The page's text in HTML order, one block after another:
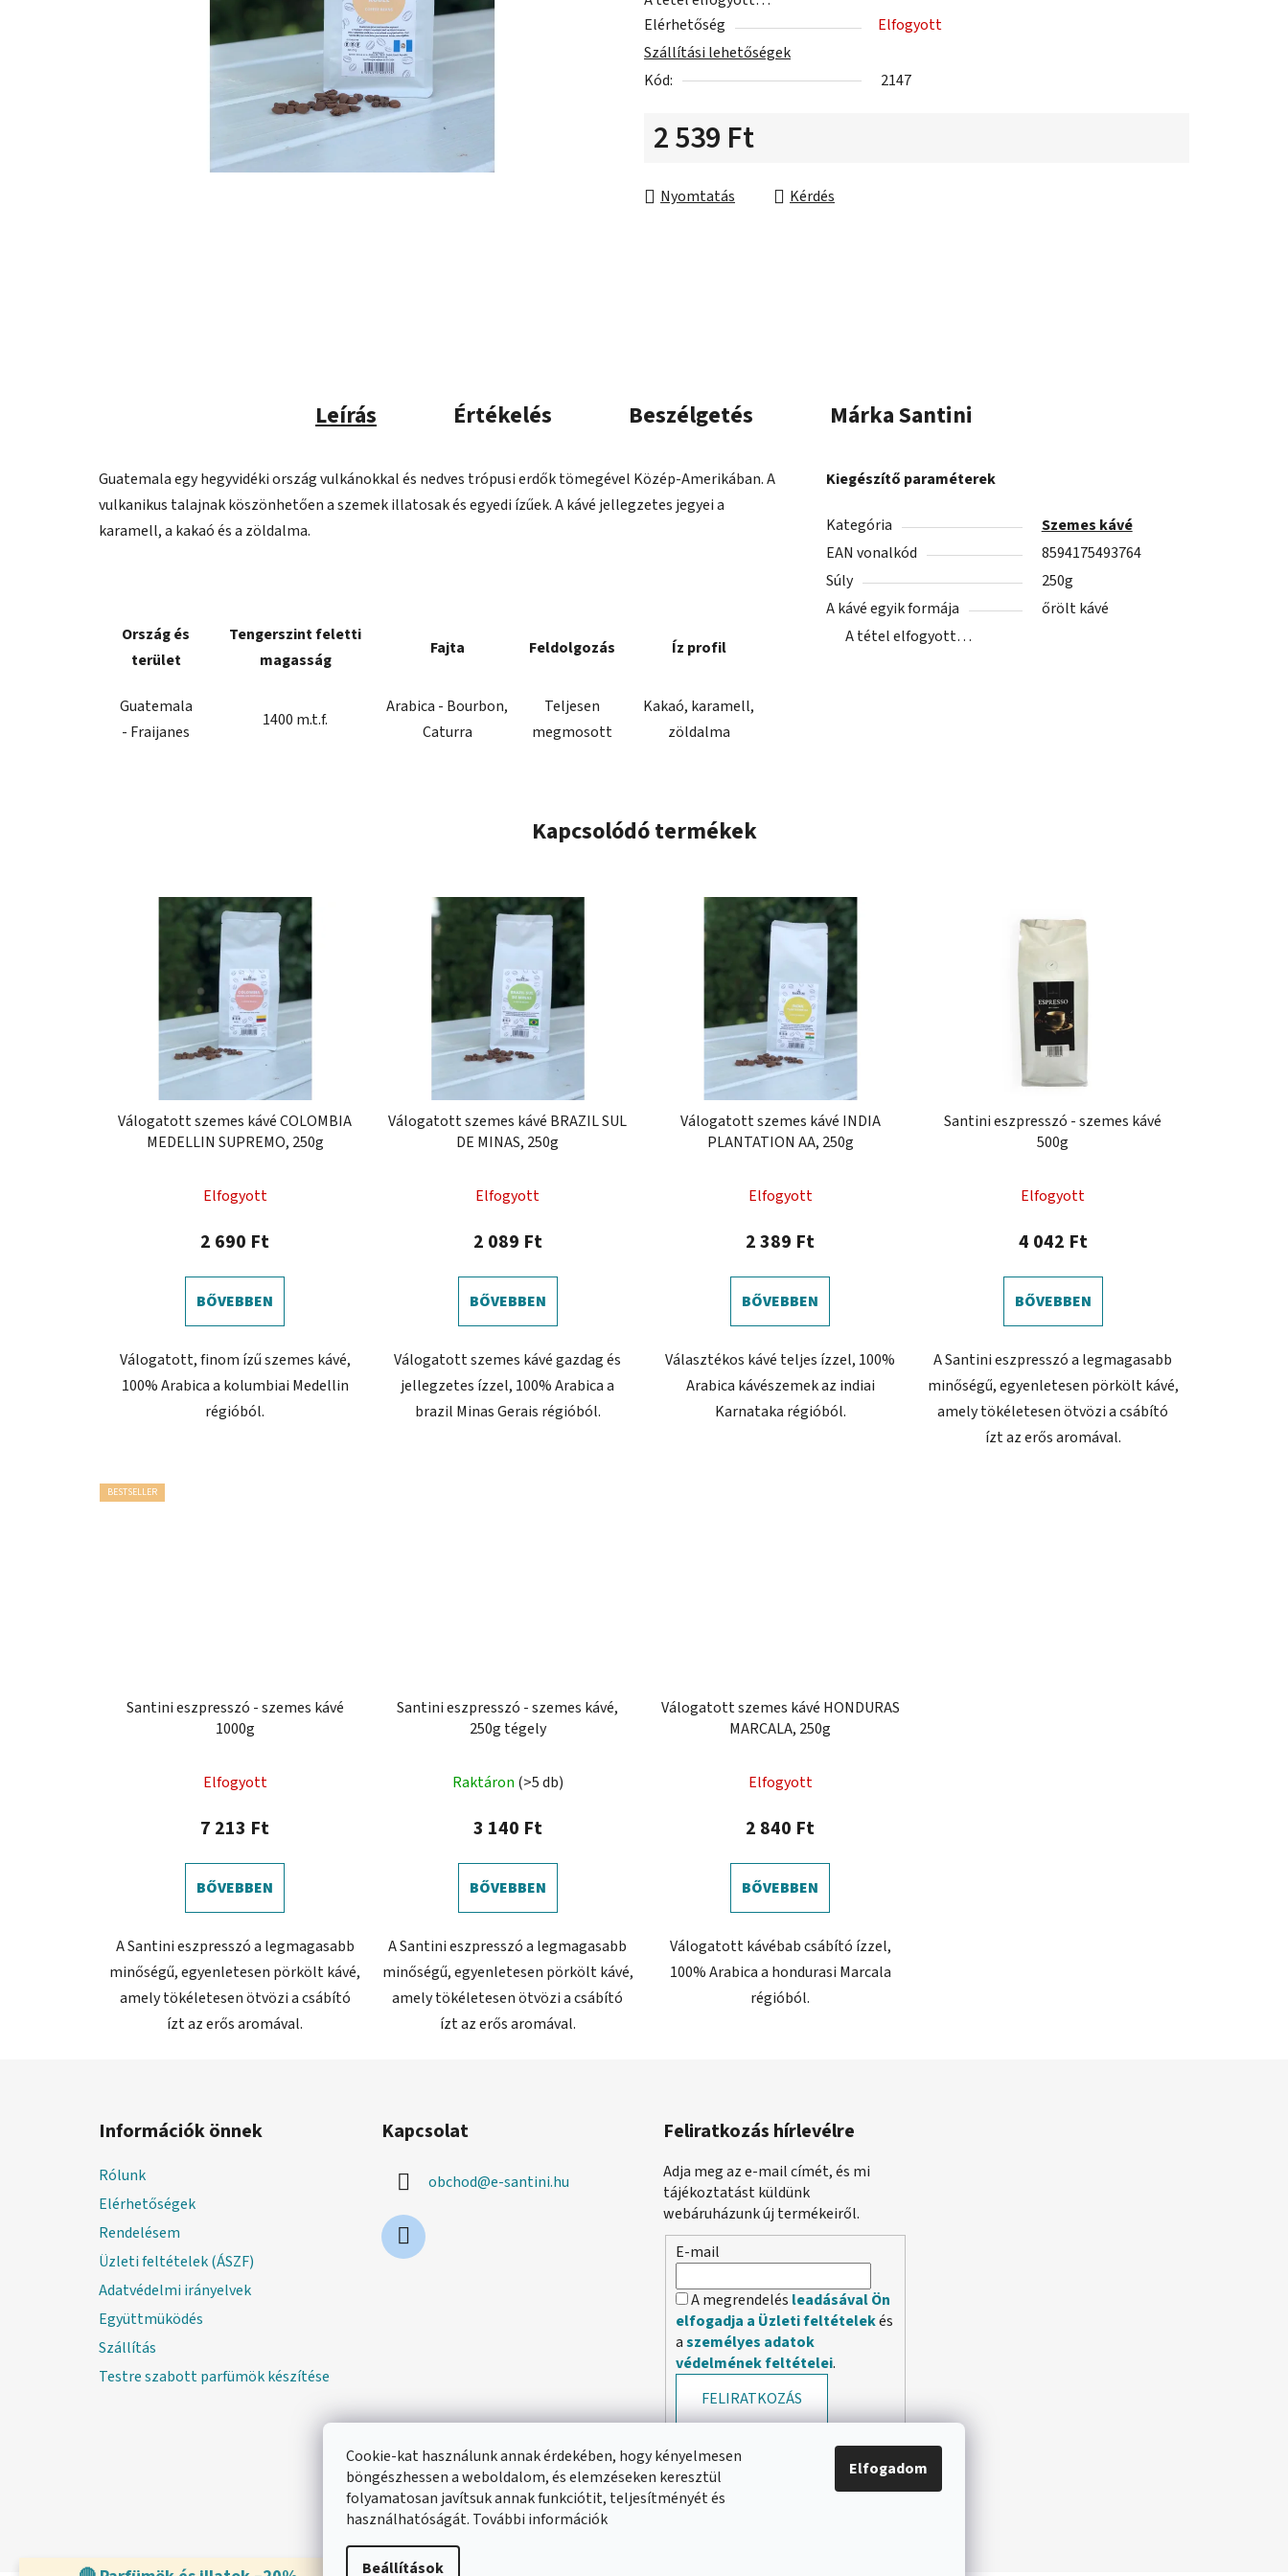
Cookie-kat használunk annak érdekében, hogy kényelmesen
böngészhessen a weboldalom, és elemzéseken keresztül
folyamatosan javítsuk annak funkciótit, teljesítményét és
használhatóságát. További információk
Beállítások
Elfogadom
ből
0,0
csillag.
Elérhetőség
Elfogyott
Szállítási lehetőségek
Kód:
2147
2 539 Ft
Nyomtatás
Kérdés
Leírás Értékelés Beszélgetés MárkaSantini
Guatemala egy hegyvidéki ország vulkánokkal és nedves trópusi erdők tömegével Közép-Amerikában. A
vulkanikus talajnak köszönhetően a szemek illatosak és egyedi ízűek. A kávé jellegzetes jegyei a
karamell, a kakaó és a zöldalma.
Ország és
terület
Tengerszint feletti
magasság
Fajta Feldolgozás Íz profil
Guatemala
- Fraijanes
1400 m.t.f.
Arabica - Bourbon,
Caturra
Teljesen
megmosott
Kakaó, karamell,
zöldalma
Kiegészítő paraméterek
Kategória
Szemes kávé
EAN vonalkód
8594175493764
Súly
250g
A kávé egyik formája
őrölt kávé
A tétel elfogyott…
Kapcsolódó termékek
Válogatott szemes kávé COLOMBIA
MEDELLIN SUPREMO, 250g
Elfogyott
2 690 Ft
BŐVEBBEN
Válogatott, finom ízű szemes kávé,
100% Arabica a kolumbiai Medellin
régióból.
Válogatott szemes kávé BRAZIL SUL
DE MINAS, 250g
Elfogyott
2 089 Ft
BŐVEBBEN
Válogatott szemes kávé gazdag és
jellegzetes ízzel, 100% Arabica a
brazil Minas Gerais régióból.
Válogatott szemes kávé INDIA
PLANTATION AA, 250g
Elfogyott
2 389 Ft
BŐVEBBEN
Választékos kávé teljes ízzel, 100%
Arabica kávészemek az indiai
Karnataka régióból.
Santini eszpresszó - szemes kávé
500g
Elfogyott
4 042 Ft
BŐVEBBEN
A Santini eszpresszó a legmagasabb
minőségű, egyenletesen pörkölt kávé,
amely tökéletesen ötvözi a csábító
ízt az erős aromával.
BESTSELLER
Santini eszpresszó - szemes kávé
1000g
termék
átlagos
5-
ből
csillag.
Elfogyott
7 213 Ft
BŐVEBBEN
A Santini eszpresszó a legmagasabb
minőségű, egyenletesen pörkölt kávé,
amely tökéletesen ötvözi a csábító
ízt az erős aromával.
Santini eszpresszó - szemes kávé,
250g tégely
Raktáron (>5 db)
3 140 Ft
BŐVEBBEN
A Santini eszpresszó a legmagasabb
minőségű, egyenletesen pörkölt kávé,
amely tökéletesen ötvözi a csábító
ízt az erős aromával.
Válogatott szemes kávé HONDURAS
MARCALA, 250g
Elfogyott
2 840 Ft
BŐVEBBEN
Válogatott kávébab csábító ízzel,
100% Arabica a hondurasi Marcala
régióból.
Információk önnek
Rólunk
Elérhetőségek
Rendelésem
Üzleti feltételek (ÁSZF)
Adatvédelmi irányelvek
Együttmüködés
Szállítás
Testre szabott parfümök készítése
Kapcsolat
obchod@e-santini.hu
Feliratkozás hírlevélre
Adja meg az e-mail címét, és mi
tájékoztatást küldünk
webáruházunk új termékeiről.
E-mail
A megrendelés leadásával Ön
elfogadja a Üzleti feltételekés
aszemélyes adatok
védelmének feltételei.
FELIRATKOZÁS